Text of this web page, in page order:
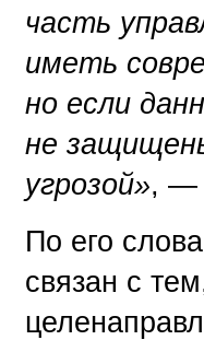
часть
иметь
но если
не
угрозой», —
По его
связан с